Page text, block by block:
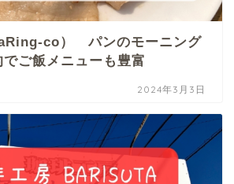
co） パンのモーニング
ご飯メニューも豊富
2024年3月3日